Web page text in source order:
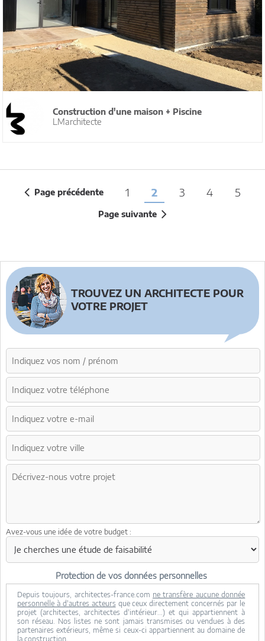
Construction d'une maison + Piscine
LMarchitecte
Page précédente 1 2 3 4 5
Page suivante
TROUVEZ UN ARCHITECTE POUR
VOTRE PROJET
Avez-vous une idée de votre budget :
Protection de vos données personnelles
Depuis toujours, architectes-france.com ne transfère aucune donnée
personnelle à d'autres acteurs que ceux directement concernés par le
projet (architectes, architectes d'intérieur...) et qui appartiennent à
son réseau. Nos listes ne sont jamais transmises ou vendues à des
partenaires extérieurs, même si ceux-ci appartiennent au domaine de
la construction.